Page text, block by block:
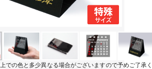
での色と多少異なる場合がございますので予めご了承